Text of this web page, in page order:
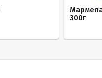
300г